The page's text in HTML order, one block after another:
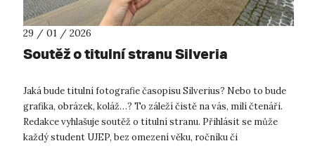
29 / 01 / 2026
Soutěž o titulní stranu Silveria
Jaká bude titulní fotografie časopisu Silverius? Nebo to bude
grafika, obrázek, koláž…? To záleží čistě na vás, milí čtenáři.
Redakce vyhlašuje soutěž o titulní stranu. Přihlásit se může
každý student UJEP, bez omezení věku, ročníku či